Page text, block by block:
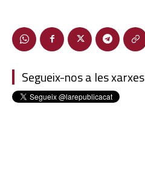
Segueix-nos a les xarxes